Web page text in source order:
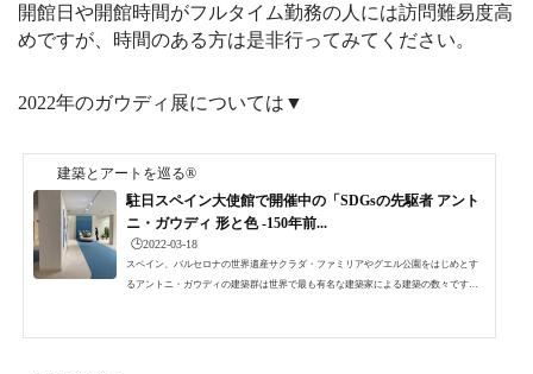
開館日や開館時間がフルタイム勤務の人には訪問難易度高
めですが、時間のある方は是非行ってみてください。
2022年のガウディ展については▼
建築とアートを巡る®
駐日スペイン大使館で開催中の「SDGsの先駆者 アント
ニ・ガウディ 形と色 -150年前...
🕒️2022-03-18
スペイン、バルセロナの世界遺産サクラダ・ファミリアやグエル公園をはじめとす
るアントニ・ガウディの建築群は世界で最も有名な建築家による建築の数々です。